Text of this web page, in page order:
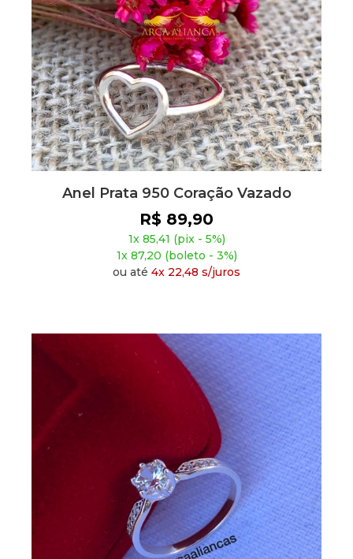
Anel Prata 950 Coração Vazado
R$ 89,90
1x 85,41 (pix - 5%)
1x 87,20 (boleto - 3%)
ou até 4x 22,48 s/juros